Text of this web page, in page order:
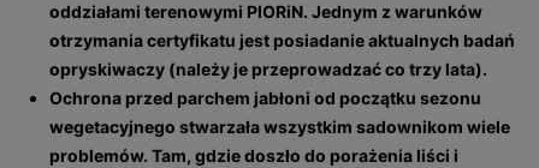
oddziałami terenowymi PIORiN. Jednym z warunków
otrzymania certyfikatu jest posiadanie aktualnych badań
opryskiwaczy (należy je przeprowadzać co trzy lata).
Ochrona przed parchem jabłoni od początku sezonu
wegetacyjnego stwarzała wszystkim sadownikom wiele
problemów. Tam, gdzie doszło do porażenia liści i